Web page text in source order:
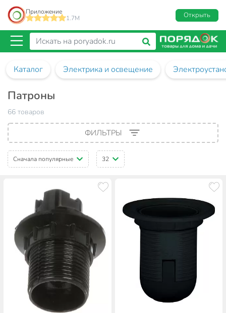
Приложение
1.7M
Открыть
Каталог Электрика и освещение
Патроны
66 товаров
ФИЛЬТРЫ
Сначала популярные 32